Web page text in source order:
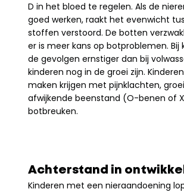
D in het bloed te regelen. Als de
goed werken, raakt het evenwicht
stoffen verstoord. De botten
er is meer kans op botproblemen. Bij
de gevolgen ernstiger dan bij
kinderen nog in de groei zijn.
maken krijgen met pijnklachten,
afwijkende beenstand (O-benen of
botbreuken.
Achterstand in
Kinderen met een nieraandoening